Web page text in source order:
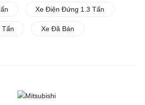
Xe Điện Đứng 1.3 Tấn
Xe Đã Bán